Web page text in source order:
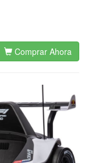
Comprar Ahora